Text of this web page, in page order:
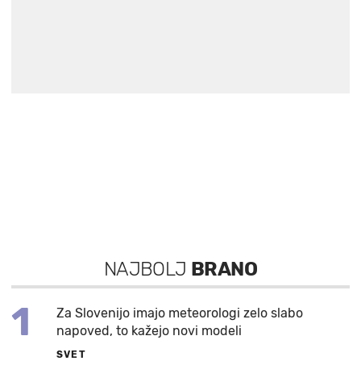
NAJBOLJ BRANO
1
Za Slovenijo imajo meteorologi zelo slabo
napoved, to kažejo novi modeli
SVET